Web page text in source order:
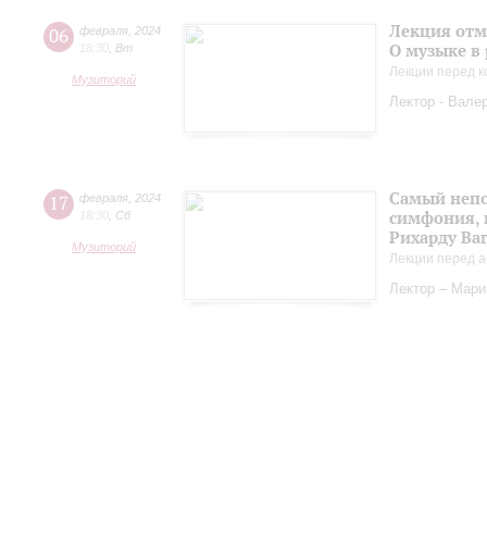
06 февраля 2024
18:30 Вт
Музиторий
Лекция
О музыке в
Лекции перед
Лектор -
17 февраля 2024
18:30 Сб
Музиторий
Самый
симфония,
Рихарду
Лекции перед
Лектор –